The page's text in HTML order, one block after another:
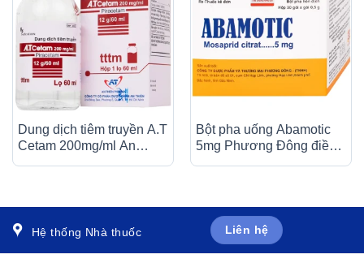
Dung dịch tiêm truyền A.T
Cetam 200mg/ml An
Bột pha uống Abamotic
5mg Phương Đông điều
Hệ thống Nhà thuốc Liên hệ